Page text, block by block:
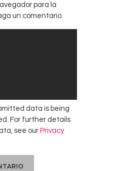
para la
un comentario.
data is being
For further details
see our Privacy